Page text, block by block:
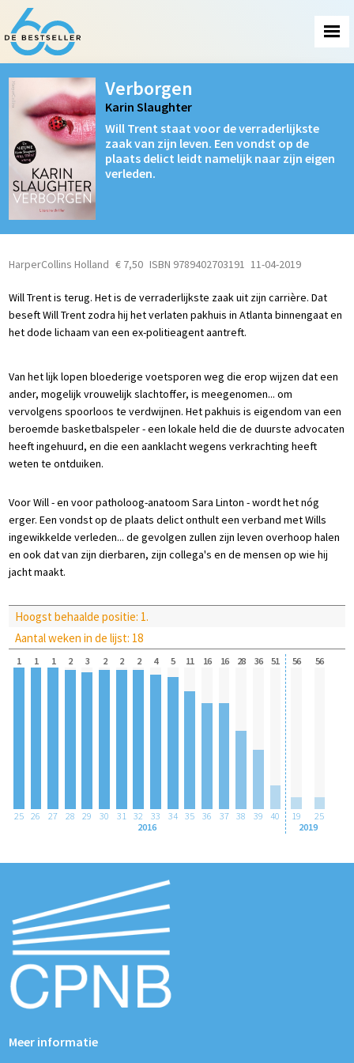
Verborgen
Karin Slaughter
Will Trent staat voor de verraderlijkste
zaak van zijn leven. Een vondst op de
plaats delict leidt namelijk naar zijn eigen
verleden.
HarperCollins Holland € 7,50 ISBN 9789402703191 11-04-2019
Will Trent is terug. Het is de verraderlijkste zaak uit zijn carrière. Dat
beseft Will Trent zodra hij het verlaten pakhuis in Atlanta binnengaat en
het dode lichaam van een ex-politieagent aantreft.
Van het lijk lopen bloederige voetsporen weg die erop wijzen dat een
ander, mogelijk vrouwelijk slachtoffer, is meegenomen... om
vervolgens spoorloos te verdwijnen. Het pakhuis is eigendom van een
beroemde basketbalspeler - een lokale held die de duurste advocaten
heeft ingehuurd, en die een aanklacht wegens verkrachting heeft
weten te ontduiken.
Voor Will - en voor patholoog-anatoom Sara Linton - wordt het nóg
erger. Een vondst op de plaats delict onthult een verband met Wills
ingewikkelde verleden... de gevolgen zullen zijn leven overhoop halen
en ook dat van zijn dierbaren, zijn collega's en de mensen op wie hij
jacht maakt.
Hoogst behaalde positie: 1.
Aantal weken in de lijst: 18
1
25
1
26
1
27
2
28
3
29
2
30
2
31
2
32
4
33
5
34
11
35
16
36
16
37
28
38
36
39
51
40
2016
56
19
56
25
2019
Meer informatie